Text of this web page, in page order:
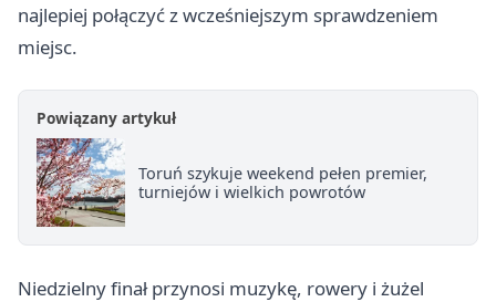
najlepiej połączyć z wcześniejszym sprawdzeniem
miejsc.
Powiązany artykuł
Toruń szykuje weekend pełen premier,
turniejów i wielkich powrotów
Niedzielny finał przynosi muzykę, rowery i żużel